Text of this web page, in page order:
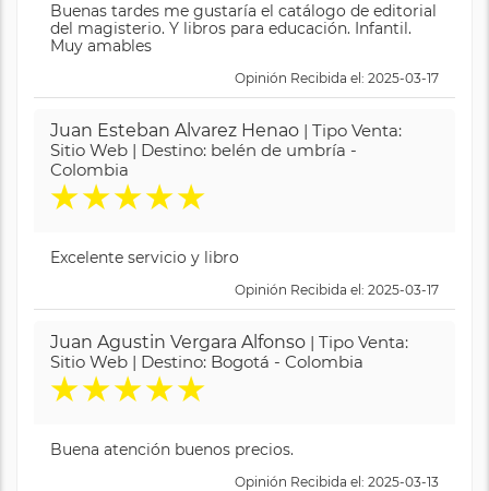
Buenas tardes me gustaría el catálogo de editorial
del magisterio. Y libros para educación. Infantil.
Muy amables
Opinión Recibida el: 2025-03-17
Juan Esteban Alvarez Henao | Tipo Venta:
Sitio Web | Destino: belén de umbría -
Colombia
★★★★★
Excelente servicio y libro
Opinión Recibida el: 2025-03-17
Juan Agustin Vergara Alfonso | Tipo Venta:
Sitio Web | Destino: Bogotá - Colombia
★★★★★
Buena atención buenos precios.
Opinión Recibida el: 2025-03-13